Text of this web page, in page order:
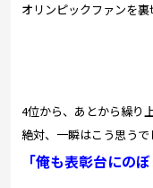
オリンピックファンを裏
4位から、あとから繰り
絶対、一瞬はこう思うで
「俺も表彰台にの